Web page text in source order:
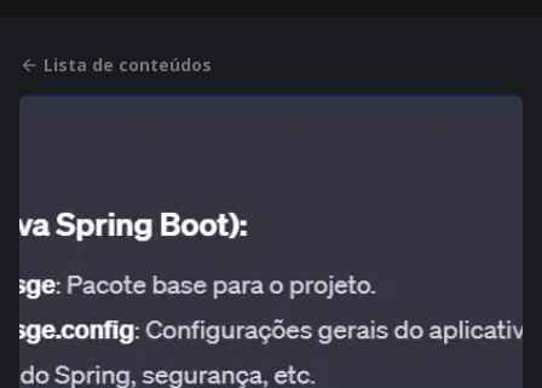
Lista de conteúdos